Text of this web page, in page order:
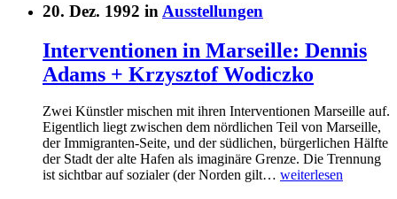
20. Dez. 1992 in Ausstellungen
Interventionen in Marseille: Dennis
Adams + Krzysztof Wodiczko
Zwei Künstler mischen mit ihren Interventionen Marseille auf.
Eigentlich liegt zwischen dem nördlichen Teil von Marseille,
der Immigranten-Seite, und der südlichen, bürgerlichen Hälfte
der Stadt der alte Hafen als imaginäre Grenze. Die Trennung
ist sichtbar auf sozialer (der Norden gilt… weiterlesen